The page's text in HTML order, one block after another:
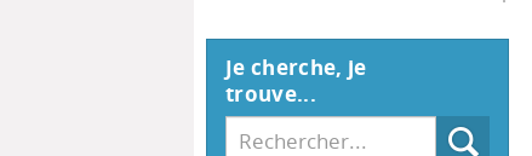
Je cherche, je
trouve...
Recherche